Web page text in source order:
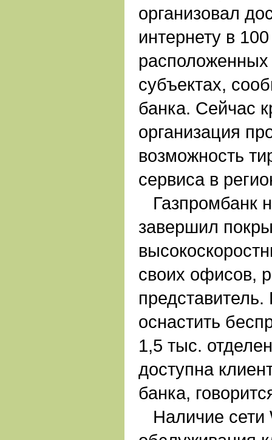
организовал
интернету в
субъектах,
банка. Сейчас
организация
возможность
сервиса в
Газпромбанк
завершил
своих офисов,
оснастить
1,5 тыс.
доступна
банка,
Наличие сети